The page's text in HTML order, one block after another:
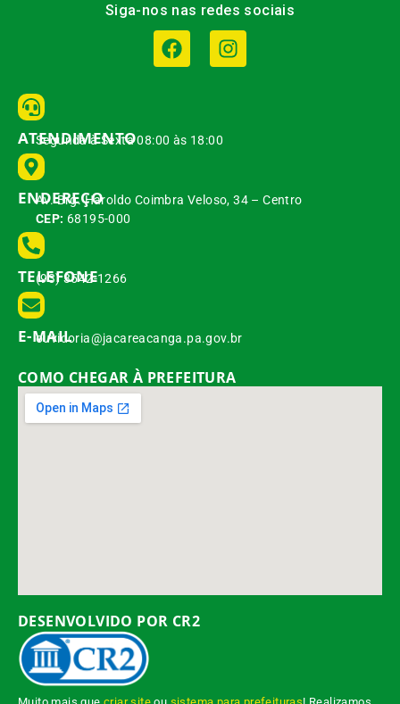
Siga-nos nas redes sociais
ATENDIMENTO
Segunda à Sexta 08:00 às 18:00
ENDEREÇO
Av. Brg. Haroldo Coimbra Veloso, 34 – Centro
CEP: 68195-000
TELEFONE
(93) 3542-1266
E-MAIL
ouvidoria@jacareacanga.pa.gov.br
COMO CHEGAR À PREFEITURA
DESENVOLVIDO POR CR2